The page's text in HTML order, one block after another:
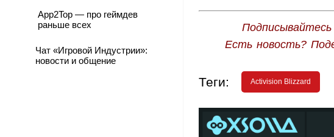
App2Top — про геймдев
раньше всех
Чат «Игровой Индустрии»:
новости и общение
Есть новость?
Теги: Activision Blizzard